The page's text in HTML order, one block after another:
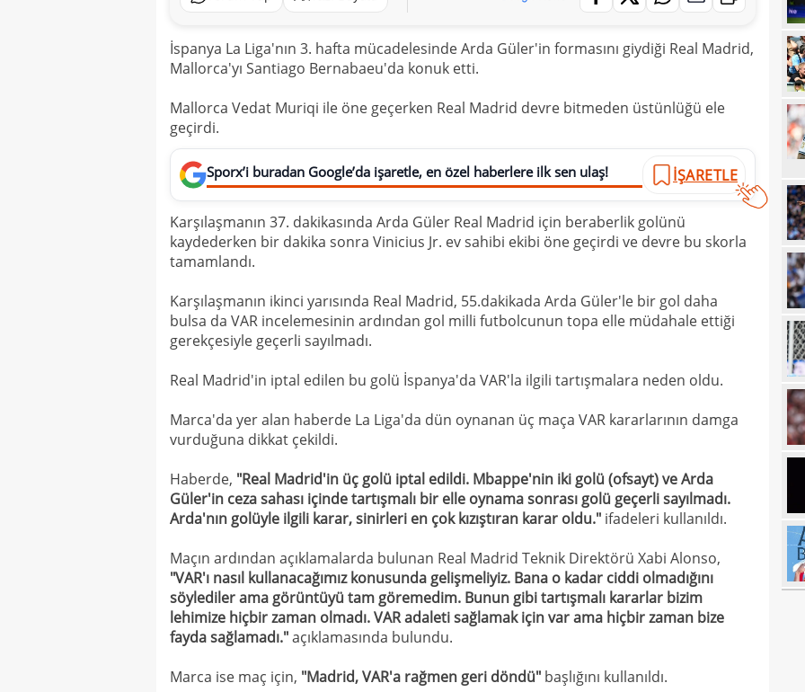
İspanya La Liga'nın 3. hafta mücadelesinde Arda Güler'in formasını giydiği Real Madrid,
Mallorca'yı Santiago Bernabaeu'da konuk etti.
Mallorca Vedat Muriqi ile öne geçerken Real Madrid devre bitmeden üstünlüğü ele
geçirdi.
Sporx’i buradan Google’da işaretle, en özel haberlere ilk sen ulaş! İŞARETLE
Karşılaşmanın 37. dakikasında Arda Güler Real Madrid için beraberlik golünü
kaydederken bir dakika sonra Vinicius Jr. ev sahibi ekibi öne geçirdi ve devre bu skorla
tamamlandı.
Karşılaşmanın ikinci yarısında Real Madrid, 55.dakikada Arda Güler'le bir gol daha
bulsa da VAR incelemesinin ardından gol milli futbolcunun topa elle müdahale ettiği
gerekçesiyle geçerli sayılmadı.
Real Madrid'in iptal edilen bu golü İspanya'da VAR'la ilgili tartışmalara neden oldu.
Marca'da yer alan haberde La Liga'da dün oynanan üç maça VAR kararlarının damga
vurduğuna dikkat çekildi.
Haberde, "Real Madrid'in üç golü iptal edildi. Mbappe'nin iki golü (ofsayt) ve Arda
Güler'in ceza sahası içinde tartışmalı bir elle oynama sonrası golü geçerli sayılmadı.
Arda'nın golüyle ilgili karar, sinirleri en çok kızıştıran karar oldu." ifadeleri kullanıldı.
Maçın ardından açıklamalarda bulunan Real Madrid Teknik Direktörü Xabi Alonso,
"VAR'ı nasıl kullanacağımız konusunda gelişmeliyiz. Bana o kadar ciddi olmadığını
söylediler ama görüntüyü tam göremedim. Bunun gibi tartışmalı kararlar bizim
lehimize hiçbir zaman olmadı. VAR adaleti sağlamak için var ama hiçbir zaman bize
fayda sağlamadı."açıklamasında bulundu.
Marca ise maç için, "Madrid, VAR'a rağmen geri döndü" başlığını kullanıldı.